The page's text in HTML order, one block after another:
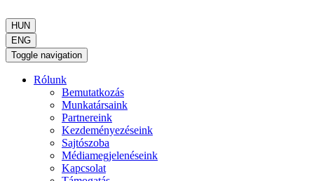
HUN
ENG
Toggle navigation
Rólunk
Bemutatkozás
Munkatársaink
Partnereink
Kezdeményezéseink
Sajtószoba
Médiamegjelenéseink
Kapcsolat